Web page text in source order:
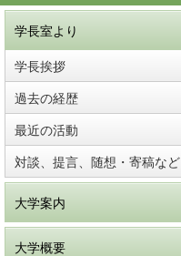
学長室より
学長挨拶
過去の経歴
最近の活動
対談、提言、随想・寄稿など
大学案内
大学概要